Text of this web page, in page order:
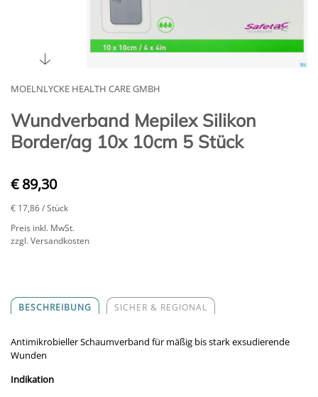
MOELNLYCKE HEALTH CARE GMBH
Wundverband Mepilex Silikon
Border/ag 10x 10cm 5 Stück
€ 89,30
€ 17,86/ Stück
Preis inkl. MwSt.
zzgl. Versandkosten
BESCHREIBUNG SICHER & REGIONAL
Antimikrobieller Schaumverband für mäßig bis stark exsudierende
Wunden
Indikation